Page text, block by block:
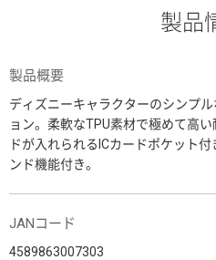
製品
製品概要
ディズニーキャラクターのシンプ
ョン。柔軟なTPU素材で極めて高
ドが入れられるICカードポケット
ンド機能付き。
JANコード
4589863007303